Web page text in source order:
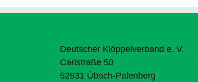
Deutscher Klöppelverband e. V.
Carlstraße 50
52531 Übach-Palenberg